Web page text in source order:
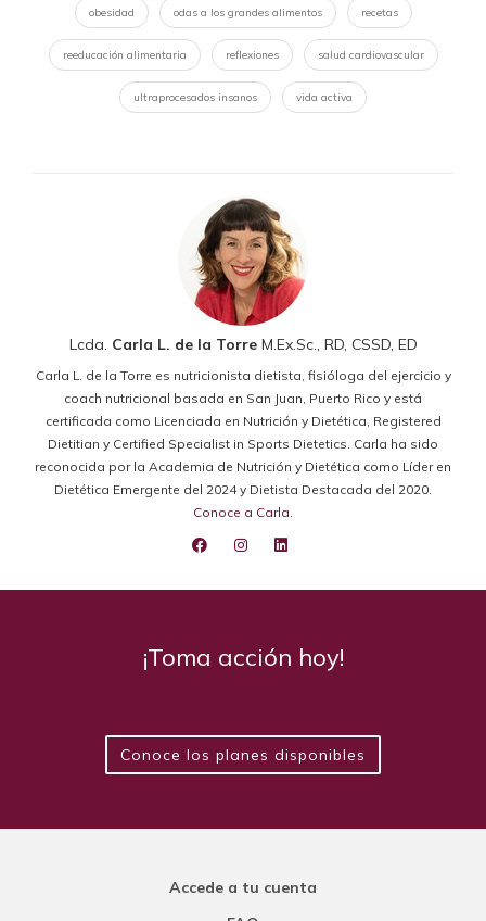
obesidad odas a los grandes alimentos recetas
reeducación alimentaria reflexiones salud cardiovascular
ultraprocesados insanos vida activa
Lcda. Carla L. de la TorreM.Ex.Sc., RD, CSSD, ED
Carla L. de la Torre es nutricionista dietista, fisióloga del ejercicio y
coach nutricional basada en San Juan, Puerto Rico y está
certificada como Licenciada en Nutrición y Dietética, Registered
Dietitian y Certified Specialist in Sports Dietetics. Carla ha sido
reconocida por la Academia de Nutrición y Dietética como Líder en
Dietética Emergente del 2024 y Dietista Destacada del 2020.
Conoce a Carla
¡Toma acción hoy!
Conoce los planes disponibles
Accede a tu cuenta